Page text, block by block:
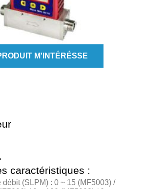
M'INTÉRÉSSE
caractéristiques :
débit (SLPM) : 0 ~ 15 (MF5003) /